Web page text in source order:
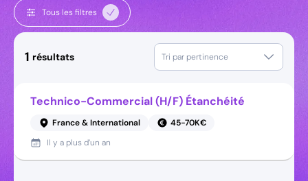
Tous les filtres
1 résultats Tri par pertinence
Technico-Commercial (H/F) Étanchéité
France & International
45-70K€
Il y a plus d’un an